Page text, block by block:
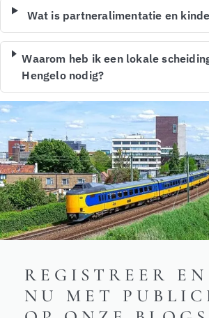
Wat is partneralimentatie en
Waarom heb ik een lokale
Hengelo nodig?
REGISTREER
NU MET